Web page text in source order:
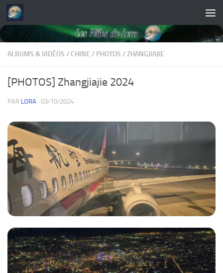
Skip to content
ALBUMS & VIDÉOS / CHINE / PHOTOS /ZHANGJIAJIE
[PHOTOS] Zhangjiajie 2024
PAR LORA · 03/10/2024